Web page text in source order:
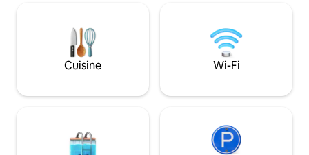
Galice. L'autoroute à 5 min.
voiture des loisirs
Chauffage et Air
WIFI
Cuisine Wi-Fi